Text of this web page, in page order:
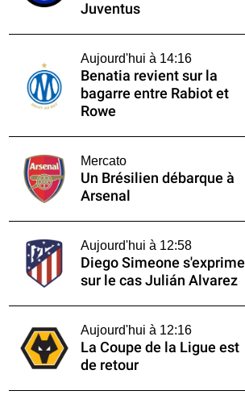
Juventus
Aujourd'hui à 14:16
Benatia revient sur la
bagarre entre Rabiot et
Rowe
Mercato
Un Brésilien débarque à
Arsenal
Aujourd'hui à 12:58
Diego Simeone s'exprime
sur le cas Julián Alvarez
Aujourd'hui à 12:16
La Coupe de la Ligue est
de retour